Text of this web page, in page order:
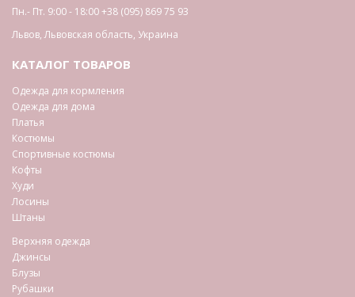
Пн.- Пт. 9:00 - 18:00+38 (095) 869 75 93
Львов,Львовская область, Украина
КАТАЛОГ ТОВАРОВ
Одежда для кормления
Одежда для дома
Платья
Костюмы
Спортивные костюмы
Кофты
Худи
Лосины
Штаны
Верхняя одежда
Джинсы
Блузы
Рубашки